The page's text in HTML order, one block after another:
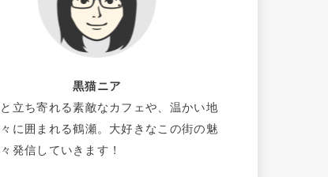
黒猫ニア
立ち寄れる素敵なカフェや、温かい地
に囲まれる鶴瀬。大好きなこの街の魅
発信していきます！